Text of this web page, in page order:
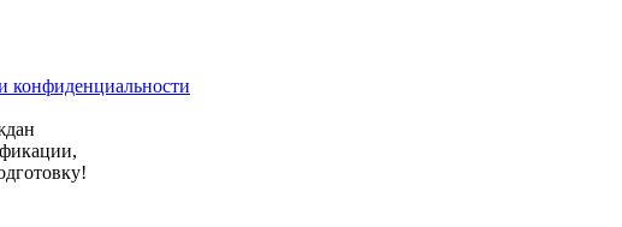
конфиденциальности